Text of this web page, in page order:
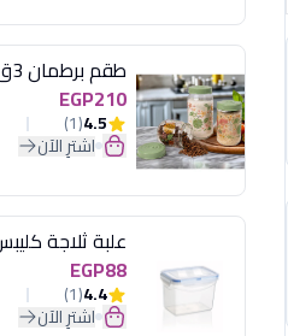
EGP210
4.5
(1)
اشترِ الآن
EGP88
4.4
(1)
اشترِ الآن